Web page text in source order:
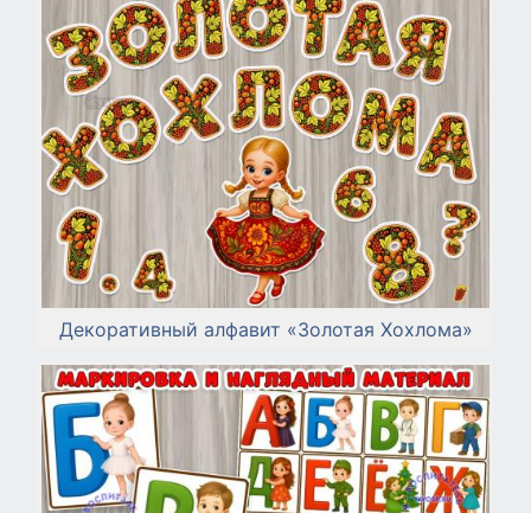
Декоративный алфавит «Золотая Хохлома»